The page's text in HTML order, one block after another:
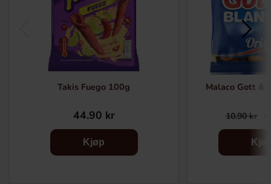
Takis Fuego 100g
44.90 kr
Kjøp
Malaco Gott &
10.90 kr